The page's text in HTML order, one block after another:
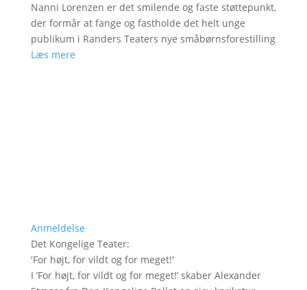
Nanni Lorenzen er det smilende og faste støttepunkt,
der formår at fange og fastholde det helt unge
publikum i Randers Teaters nye småbørnsforestilling
Læs mere
Anmeldelse
Det Kongelige Teater:
'For højt, for vildt og for meget!'
I ’For højt, for vildt og for meget!’ skaber Alexander